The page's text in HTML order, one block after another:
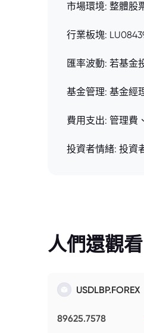
市場環境: 整體股
行業板塊:
匯率波動: 若基金
基金管理: 基金經
費用支出: 管理費
投資者情緒: 投資
人們還觀看
USDLBP.FOREX
89625.7578